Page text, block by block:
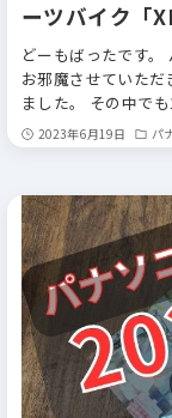
ーツバイク「
どーもばったです
お邪魔させていた
ました。 その中で
2023年6月19日 パ